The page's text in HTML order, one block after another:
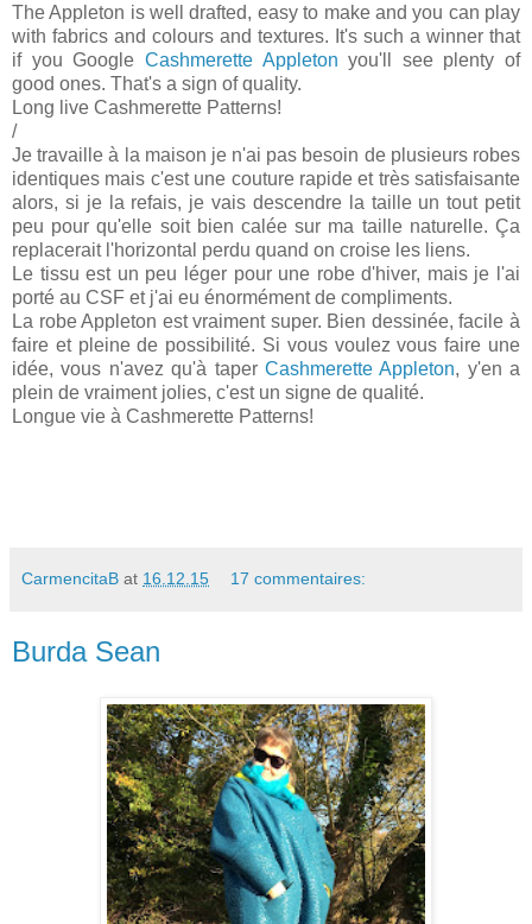
The Appleton is well drafted, easy to make and you can play
with fabrics and colours and textures. It's such a winner that
if you Google Cashmerette Appleton you'll see plenty of
good ones. That's a sign of quality.
Long live Cashmerette Patterns!
/
Je travaille à la maison je n'ai pas besoin de plusieurs robes
identiques mais c'est une couture rapide et très satisfaisante
alors, si je la refais, je vais descendre la taille un tout petit
peu pour qu'elle soit bien calée sur ma taille naturelle. Ça
replacerait l'horizontal perdu quand on croise les liens.
Le tissu est un peu léger pour une robe d'hiver, mais je l'ai
porté au CSF et j'ai eu énormément de compliments.
La robe Appleton est vraiment super. Bien dessinée, facile à
faire et pleine de possibilité. Si vous voulez vous faire une
idée, vous n'avez qu'à taper Cashmerette Appleton, y'en a
plein de vraiment jolies, c'est un signe de qualité.
Longue vie à Cashmerette Patterns!
CarmencitaB at 16.12.15 17 commentaires:
Burda Sean